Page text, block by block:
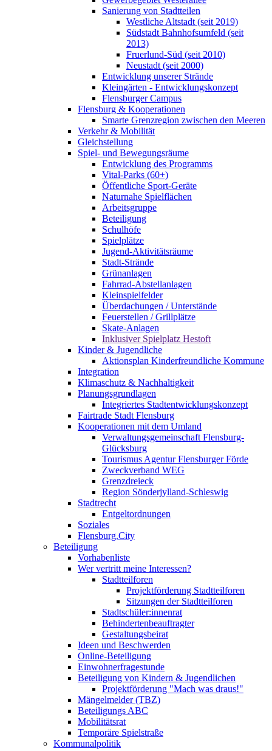
Sanierung von Stadtteilen
Westliche Altstadt (seit 2019)
Südstadt Bahnhofsumfeld (seit
2013)
Fruerlund-Süd (seit 2010)
Neustadt (seit 2000)
Entwicklung unserer Strände
Kleingärten - Entwicklungskonzept
Flensburger Campus
Flensburg & Kooperationen
Smarte Grenzregion zwischen den Meeren
Verkehr & Mobilität
Gleichstellung
Spiel- und Bewegungsräume
Entwicklung des Programms
Vital-Parks (60+)
Öffentliche Sport-Geräte
Naturnahe Spielflächen
Arbeitsgruppe
Beteiligung
Schulhöfe
Spielplätze
Jugend-Aktivitätsräume
Stadt-Strände
Grünanlagen
Fahrrad-Abstellanlagen
Kleinspielfelder
Überdachungen / Unterstände
Feuerstellen / Grillplätze
Skate-Anlagen
Inklusiver Spielplatz Hestoft
Kinder & Jugendliche
Aktionsplan Kinderfreundliche Kommune
Integration
Klimaschutz & Nachhaltigkeit
Planungsgrundlagen
Integriertes Stadtentwicklungskonzept
Fairtrade Stadt Flensburg
Kooperationen mit dem Umland
Verwaltungsgemeinschaft Flensburg-
Glücksburg
Tourismus Agentur Flensburger Förde
Zweckverband WEG
Grenzdreieck
Region Sönderjylland-Schleswig
Stadtrecht
Entgeltordnungen
Soziales
Flensburg.City
Beteiligung
Vorhabenliste
Wer vertritt meine Interessen?
Stadtteilforen
Projektförderung Stadtteilforen
Sitzungen der Stadtteilforen
Stadtschüler:innenrat
Behindertenbeauftragter
Gestaltungsbeirat
Ideen und Beschwerden
Online-Beteiligung
Einwohnerfragestunde
Beteiligung von Kindern & Jugendlichen
Projektförderung "Mach was draus!"
Mängelmelder (TBZ)
Beteiligungs ABC
Mobilitätsrat
Temporäre Spielstraße
Kommunalpolitik